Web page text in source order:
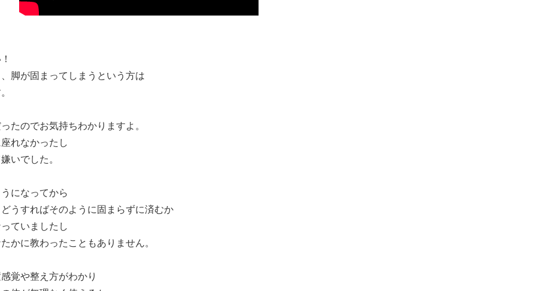
脚が固まってしまうという方は
たのでお気持ちわかりますよ。
れなかったし
いでした。
になってから
うすればそのように固まらずに済むか
ていましたし
かに教わったこともありません。
覚や整え方がわかり